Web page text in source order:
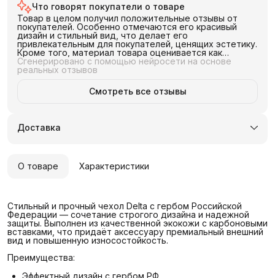
Что говорят покупатели о товаре
Товар в целом получил положительные отзывы от
покупателей. Особенно отмечаются его красивый
дизайн и стильный вид, что делает его
привлекательным для покупателей, ценящих эстетику.
Кроме того, материал товара оценивается как
качественный, что говорит о его долговечности.
Патриотичность товара также является важным
фактором для многих покупателей. В целом, товар
рекомендуется к покупке для тех, кто ценит красивый
дизайн, качественный материал и патриотичность.
Сгенерировано с помощью нейросети на основе
реальных отзывов
Смотреть все отзывы
Доставка
О товаре Характеристики
Стильный и прочный чехол Delta с гербом Российской
Федерации — сочетание строгого дизайна и надежной
защиты. Выполнен из качественной экокожи с карбоновыми
вставками, что придаёт аксессуару премиальный внешний
вид и повышенную износостойкость.
Преимущества:
Эффектный дизайн с гербом РФ